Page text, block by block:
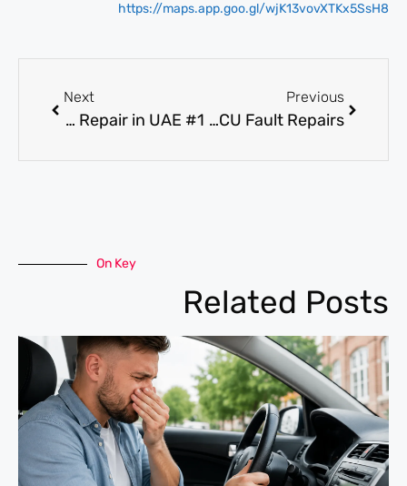
https://maps.app.goo.gl/wjK13vovXTKx5SsH8
Previous
Auto Electrical Shop near me in Dubai for Battery, Wiring, and ECU Fault Repairs
Next
#1 Independent Workshop For Ford Service & Repair in UAE
On Key
Related Posts